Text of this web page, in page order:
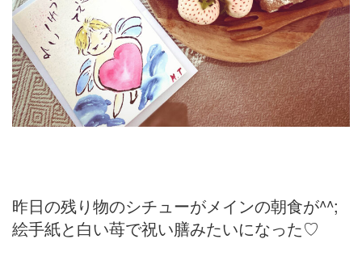
昨日の残り物のシチューがメインの朝食が^^;
絵手紙と白い苺で祝い膳みたいになった♡